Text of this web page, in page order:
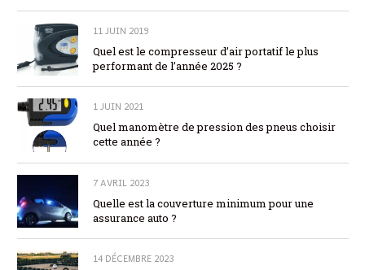
11 JUIN 2019
Quel est le compresseur d’air portatif le plus
performant de l’année 2025 ?
1 JUIN 2021
Quel manomètre de pression des pneus choisir
cette année ?
7 AVRIL 2023
Quelle est la couverture minimum pour une
assurance auto ?
14 DÉCEMBRE 2023